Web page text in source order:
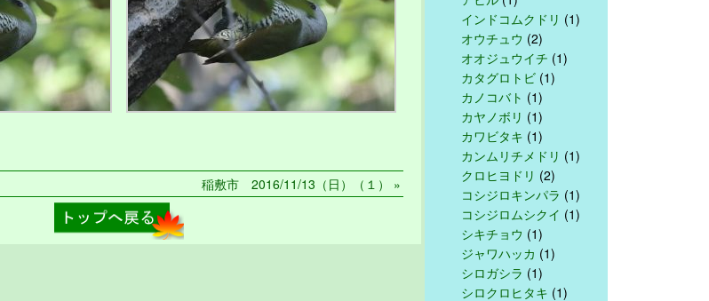
稲敷市 2016/11/13（日）（１） »
インドコムクドリ (1)
オウチュウ (2)
オオジュウイチ (1)
カタグロトビ (1)
カノコバト (1)
カヤノボリ (1)
カワビタキ (1)
カンムリチメドリ (1)
クロヒヨドリ (2)
コシジロキンパラ (1)
コシジロムシクイ (1)
シキチョウ (1)
ジャワハッカ (1)
シロガシラ (1)
シロクロヒタキ (1)